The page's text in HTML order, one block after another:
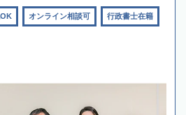
オンライン相談可 行政書士在籍